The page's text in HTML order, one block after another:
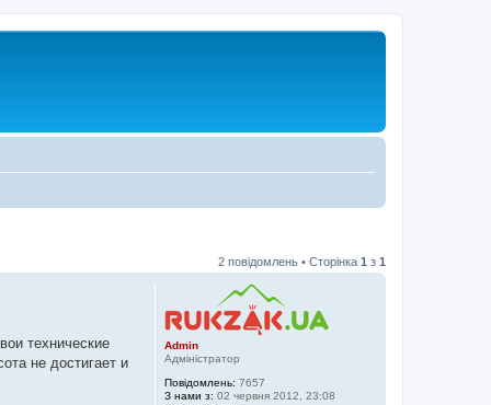
2 повідомлень • Сторінка 1 з 1
Admin
Адміністратор
Повідомлень: 7657
З нами з: 02 червня 2012, 23:08
технические
не достигает и